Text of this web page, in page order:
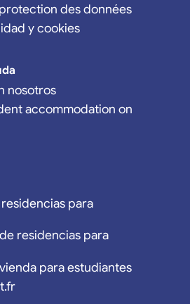
des données
y cookies
nosotros
accommodation on
para
residencias para
para estudiantes